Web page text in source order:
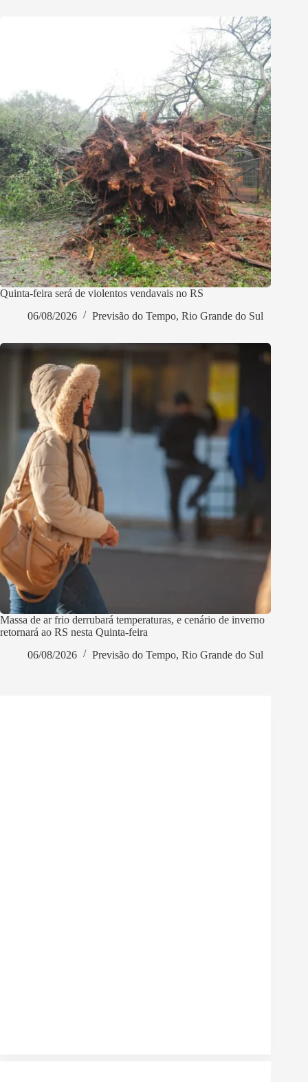
Quinta-feira será de violentos vendavais no RS
06/08/2026
Previsão do Tempo, Rio Grande do Sul
Massa de ar frio derrubará temperaturas, e cenário de inverno
retornará ao RS nesta Quinta-feira
06/08/2026
Previsão do Tempo, Rio Grande do Sul